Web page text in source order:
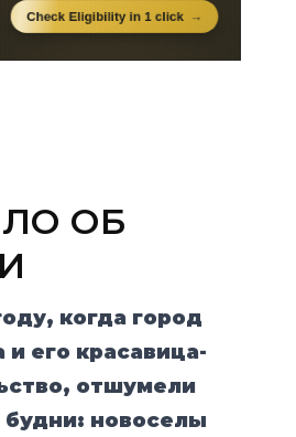
ОБ
когда город
его красавица-
отшумели
будни: новоселы